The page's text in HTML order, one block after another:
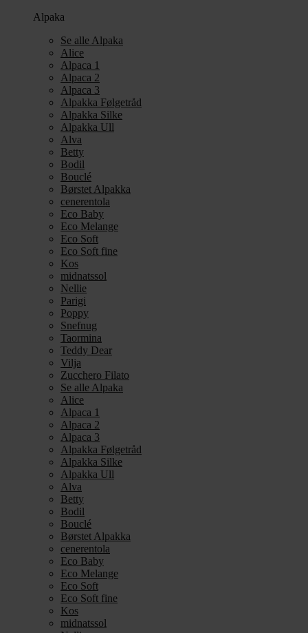
Alpaka
Se alle Alpaka
Alice
Alpaca 1
Alpaca 2
Alpaca 3
Alpakka Følgetråd
Alpakka Silke
Alpakka Ull
Alva
Betty
Bodil
Bouclé
Børstet Alpakka
cenerentola
Eco Baby
Eco Melange
Eco Soft
Eco Soft fine
Kos
midnatssol
Nellie
Parigi
Poppy
Snefnug
Taormina
Teddy Dear
Vilja
Zucchero Filato
Se alle Alpaka
Alice
Alpaca 1
Alpaca 2
Alpaca 3
Alpakka Følgetråd
Alpakka Silke
Alpakka Ull
Alva
Betty
Bodil
Bouclé
Børstet Alpakka
cenerentola
Eco Baby
Eco Melange
Eco Soft
Eco Soft fine
Kos
midnatssol